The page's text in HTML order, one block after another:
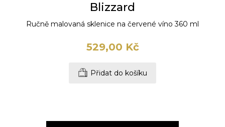
Blizzard
Ručně malovaná sklenice na červené víno 360 ml
529,00 Kč
Přidat do košíku